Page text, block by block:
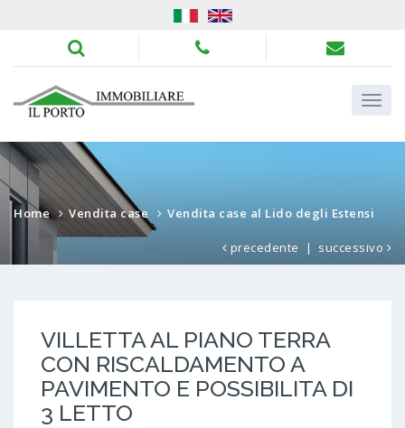
Home Vendita case Vendita case al Lido degli Estensi
precedente | successivo
VILLETTA AL PIANO TERRA
CON RISCALDAMENTO A
PAVIMENTO E POSSIBILITA DI
3 LETTO